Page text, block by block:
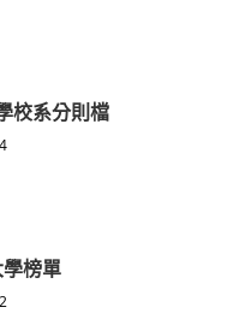
校系分則檔
榜單